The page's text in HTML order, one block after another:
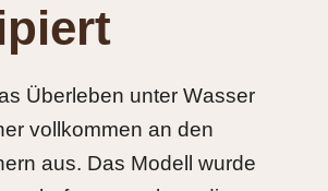
Überleben unter Wasser
vollkommen an den
aus. Das Modell wurde